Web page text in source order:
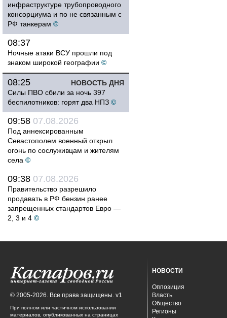
инфраструктуре трубопроводного
консорциума и по не связанным с
РФ танкерам ©
08:37
Ночные атаки ВСУ прошли под
знаком широкой географии ©
НОВОСТЬ ДНЯ
08:25
Силы ПВО сбили за ночь 397
беспилотников: горят два НПЗ ©
09:58 07.08.2026
Под аннексированным
Севастополем военный открыл
огонь по сослуживцам и жителям
села ©
09:38 07.08.2026
Правительство разрешило
продавать в РФ бензин ранее
запрещенных стандартов Евро —
2, 3 и 4 ©
© 2005-2026. Все права защищены. v1
При полном или частичном использовании
материалов, опубликованных на страницах
НОВОСТИ
Оппозиция
Власть
Общество
Регионы